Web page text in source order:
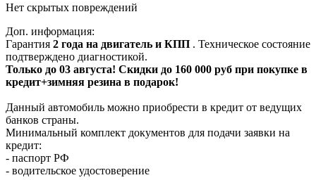
Нет скрытых повреждений
Доп. информация:
Гарантия 2 года на двигатель и КПП . Техническое состояние
подтверждено диагностикой.
Только до 03 августа! Скидки до 160 000 руб при покупке в
кредит+зимняя резина в подарок!
Данный автомобиль можно приобрести в кредит от ведущих
банков страны.
Минимальный комплект документов для подачи заявки на
кредит:
- паспорт РФ
- водительское удостоверение